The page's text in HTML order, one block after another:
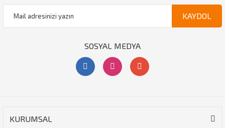
KURUMSAL
KAYDOL
SOSYAL MEDYA